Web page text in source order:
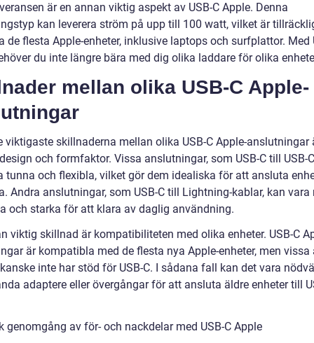
är en annan viktig aspekt av USB-C Apple. Denna
kan leverera ström på upp till 100 watt, vilket är
de flesta Apple-enheter, inklusive laptops och surfplattor. Med
du inte längre bära med dig olika laddare för olika
mellan olika USB-C Apple-
viktigaste skillnaderna mellan olika USB-C Apple-anslutningar
och formfaktor. Vissa anslutningar, som USB-C till USB-
tunna och flexibla, vilket gör dem idealiska för att ansluta
Andra anslutningar, som USB-C till Lightning-kablar, kan vara
och starka för att klara av daglig användning.
viktig skillnad är kompatibiliteten med olika enheter. USB-C
är kompatibla med de flesta nya Apple-enheter, men vissa
inte har stöd för USB-C. I sådana fall kan det vara
adaptere eller övergångar för att ansluta äldre enheter till
genomgång av för- och nackdelar med USB-C Apple